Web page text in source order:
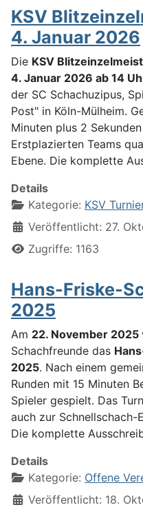
KSV
4. Januar 2026
Die KSV
4. Januar 2026 ab 14
der SC Schachuzipus,
Post" in Köln-Mülheim.
Minuten plus 2
Erstplazierten Teams
Ebene. Die komplette
Details
Kategorie: KSV
Veröffentlicht: 27.
Zugriffe: 1163
Hans-Friske-
2025
Am 22. November 2025
Schachfreunde das
2025. Nach einem
Runden mit 15 Minuten
Spieler gespielt. Das
auch zur Schnellschach-
Die komplette
Details
Kategorie: Offene
Veröffentlicht: 18.